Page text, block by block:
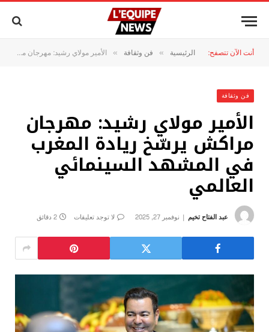
أنت الآن تتصفح: الرئيسية » فن وثقافة » الأمير مولاي رشيد: مهرجان مراكش يرسّخ ريادة المغرب في المشهد السينمائي العالمي
فن وثقافة
الأمير مولاي رشيد: مهرجان
مراكش يرسّخ ريادة المغرب
في المشهد السينمائي
العالمي
عبد الفتاح تخيم نوفمبر 27, 2025 لا توجد تعليقات 2 دقائق